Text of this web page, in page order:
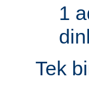
1
Tek